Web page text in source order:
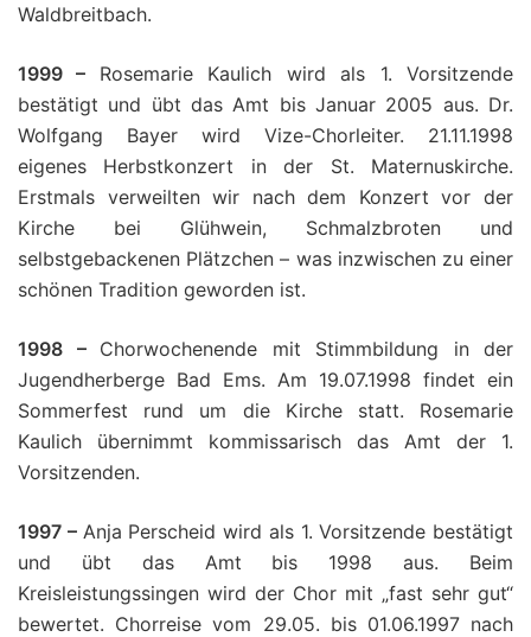
Waldbreitbach.
1999 – Rosemarie Kaulich wird als 1. Vorsitzende
bestätigt und übt das Amt bis Januar 2005 aus. Dr.
Wolfgang Bayer wird Vize-Chorleiter. 21.11.1998
eigenes Herbstkonzert in der St. Maternuskirche.
Erstmals verweilten wir nach dem Konzert vor der
Kirche bei Glühwein, Schmalzbroten und
selbstgebackenen Plätzchen – was inzwischen zu einer
schönen Tradition geworden ist.
1998 – Chorwochenende mit Stimmbildung in der
Jugendherberge Bad Ems. Am 19.07.1998 findet ein
Sommerfest rund um die Kirche statt. Rosemarie
Kaulich übernimmt kommissarisch das Amt der 1.
Vorsitzenden.
1997 – Anja Perscheid wird als 1. Vorsitzende bestätigt
und übt das Amt bis 1998 aus. Beim
Kreisleistungssingen wird der Chor mit „fast sehr gut“
bewertet. Chorreise vom 29.05. bis 01.06.1997 nach